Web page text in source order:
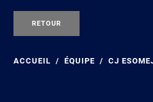
RETOUR
ACCUEIL ÉQUIPE CJ